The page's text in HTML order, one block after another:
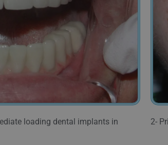
loading dental implants in
2-